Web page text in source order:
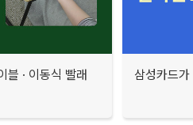
블 · 이동식 빨래
삼성카드